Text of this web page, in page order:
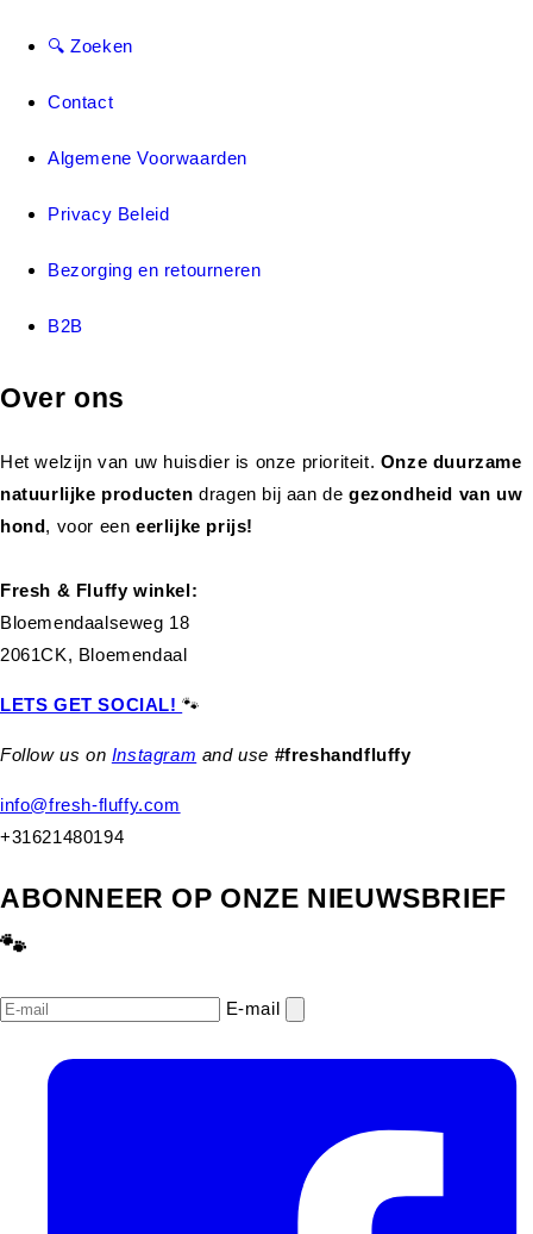
🔍 Zoeken
Contact
Algemene Voorwaarden
Privacy Beleid
Bezorging en retourneren
B2B
Over ons
Het welzijn van uw huisdier is onze prioriteit. Onze duurzame
natuurlijke productendragen bij aan de gezondheid van uw
hond, voor eeneerlijke prijs!
Fresh & Fluffy winkel:
Bloemendaalseweg 18
2061CK, Bloemendaal
LETS GET SOCIAL!🐾
Follow us on Instagram and use #freshandfluffy
info@fresh-fluffy.com
+31621480194
ABONNEER OP ONZE NIEUWSBRIEF
🐾
E‑mail